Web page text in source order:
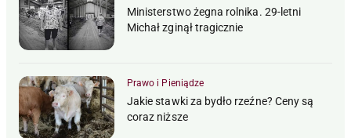
Ministerstwo żegna rolnika. 29-letni
Michał zginął tragicznie
Prawo i Pieniądze
Jakie stawki za bydło rzeźne? Ceny są
coraz niższe